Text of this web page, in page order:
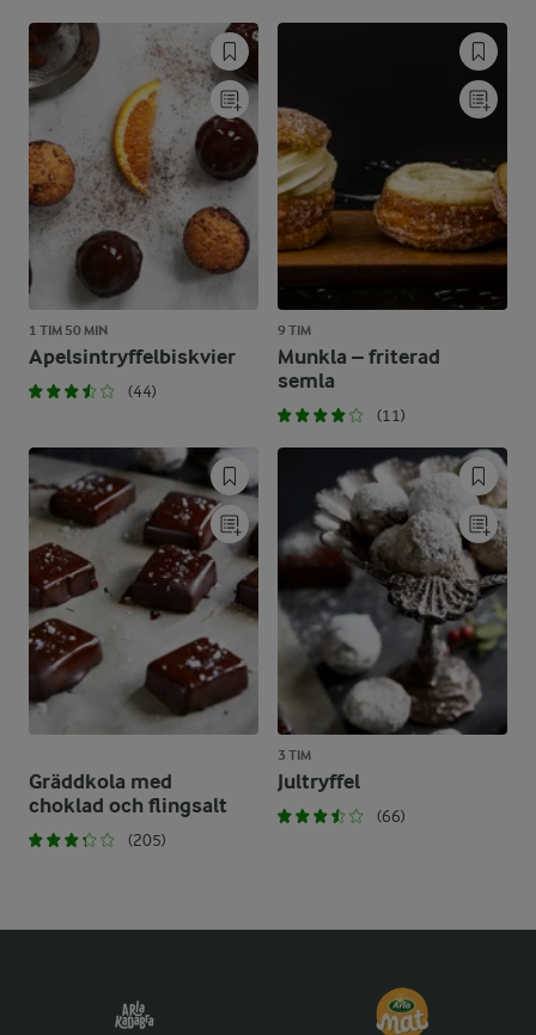
1 TIM 50 MIN
Apelsintryffelbiskvier
(44)
9 TIM
Munkla – friterad
semla
(11)
Gräddkola med
choklad och flingsalt
(205)
3 TIM
Jultryffel
(66)